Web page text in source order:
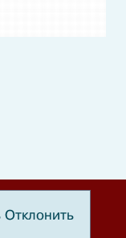
Отклонить